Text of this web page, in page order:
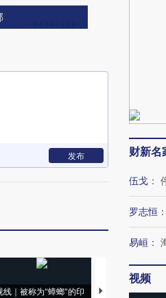
发布
线｜被称为“蟑螂”的印
视线｜“入侵”还
财新名
伍戈 ：
罗志恒 ：
易峘 ：
视频